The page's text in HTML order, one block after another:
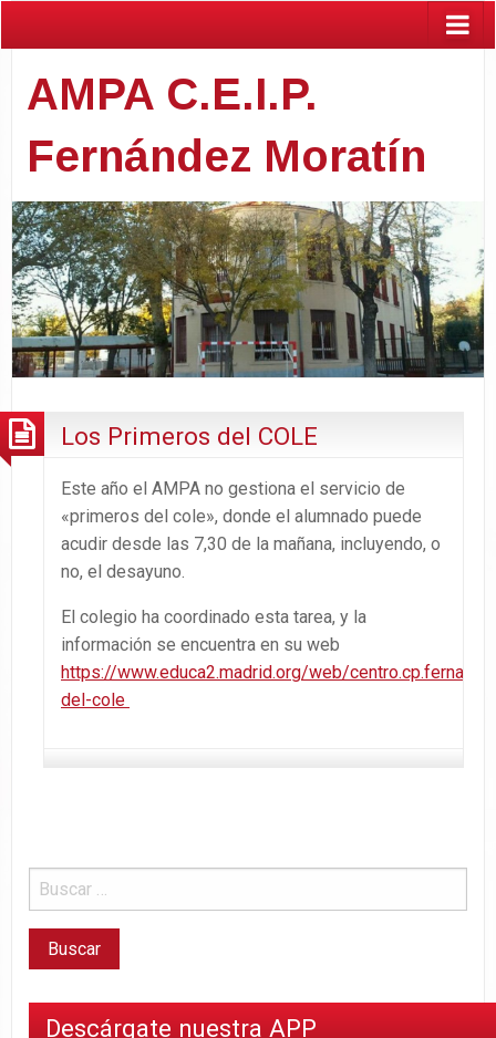
AMPA C.E.I.P.
Fernández Moratín
Los Primeros del COLE
Este año el AMPA no gestiona el servicio de
«primeros del cole», donde el alumnado puede
acudir desde las 7,30 de la mañana, incluyendo, o
no, el desayuno.
El colegio ha coordinado esta tarea, y la
información se encuentra en su web
https://www.educa2.madrid.org/web/
del-cole
Descárgate nuestra APP